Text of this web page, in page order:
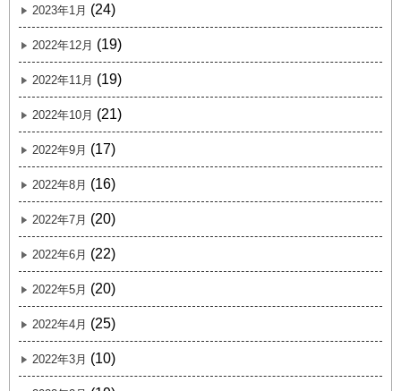
2023年1月 (24)
2022年12月 (19)
2022年11月 (19)
2022年10月 (21)
2022年9月 (17)
2022年8月 (16)
2022年7月 (20)
2022年6月 (22)
2022年5月 (20)
2022年4月 (25)
2022年3月 (10)